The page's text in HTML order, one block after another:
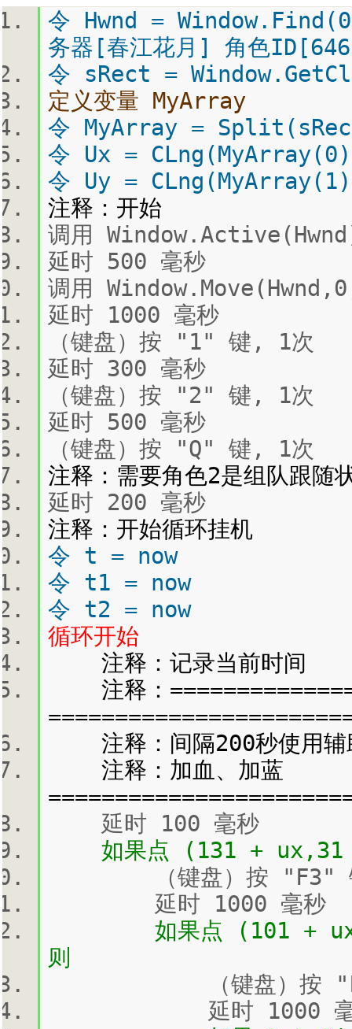
令 Hwnd =
务器[春江花月] 角色
令 sRect =
定义变量 MyArray
令 MyArray =
令 Ux =
令 Uy =
注释：开始
调用
延时 500 毫秒
调用
延时 1000 毫秒
（键盘）按 "1" 键, 1次
延时 300 毫秒
（键盘）按 "2" 键, 1次
延时 500 毫秒
（键盘）按 "Q" 键, 1次
注释：需要角色2是组队跟随
延时 200 毫秒
注释：开始循环挂机
令 t = now
令 t1 = now
令 t2 = now
循环开始
注释：记录当前时间
注释：
注释：间隔200秒使用辅
注释：加血、加蓝
延时 100 毫秒
如果点 (131 + ux,31 +
（键盘）按 "F3"
延时 1000 毫秒
如果点 (101 + ux,42
则
（键盘）按
延时 1000 毫